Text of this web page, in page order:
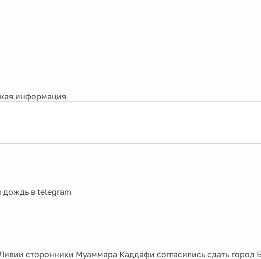
информация
сторонники Муаммара Каддафи согласились сдать город